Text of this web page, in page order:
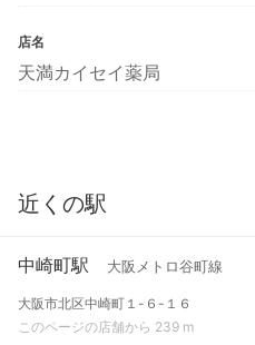
店名
天満カイセイ薬局
近くの駅
中崎町駅 大阪メトロ谷町線
大阪市北区中崎町１-６-１６
このページの店舗から 239 m